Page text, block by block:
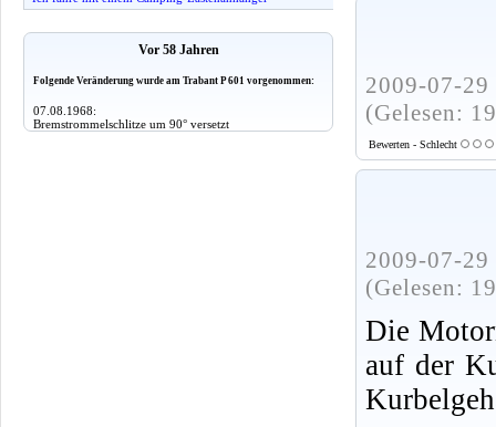
Vor 58 Jahren
Folgende Veränderung wurde am Trabant P 601 vorgenommen:
07.08.1968:
Bremstrommelschlitze um 90° versetzt
2009-07-
(Gelesen:
Bewerten - Schlecht
2009-07-
(Gelesen:
Die
auf der